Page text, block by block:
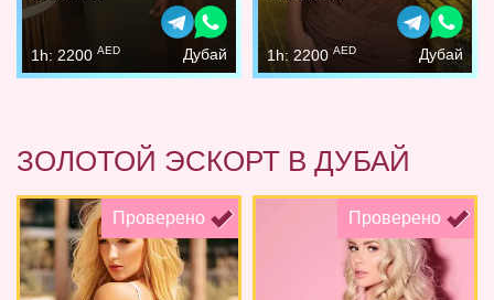
1h: 2200 AED Дубай 1h: 2200 AED Дубай
ЗОЛОТОЙ ЭСКОРТ В ДУБАЙ
Проверено Проверено